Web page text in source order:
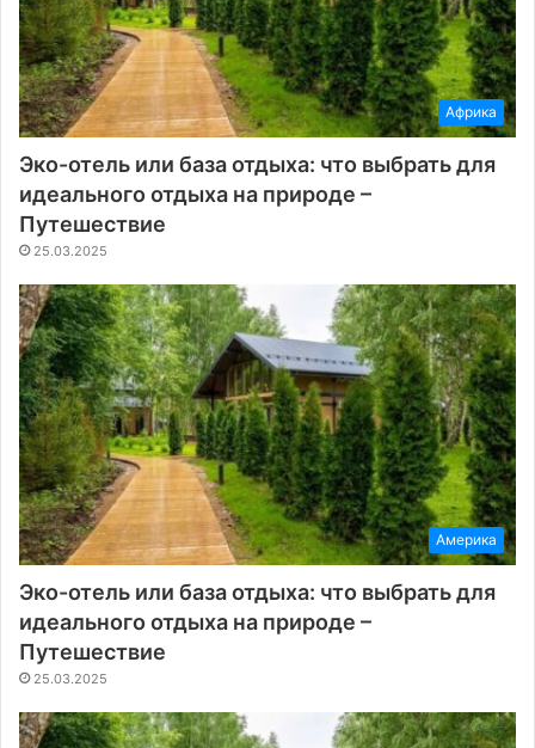
Африка
Эко-отель или база отдыха: что выбрать для
идеального отдыха на природе –
Путешествие
25.03.2025
Америка
Эко-отель или база отдыха: что выбрать для
идеального отдыха на природе –
Путешествие
25.03.2025